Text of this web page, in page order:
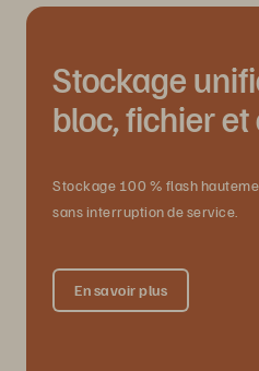
Stockage
bloc, fichier et
Stockage 100 % flash
sans interruption de service.
En savoir plus